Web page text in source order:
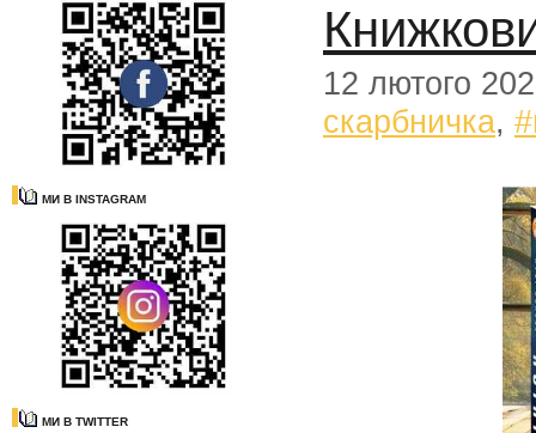
МИ В INSTAGRAM
МИ В TWITTER
12 лютого
скарбничка,